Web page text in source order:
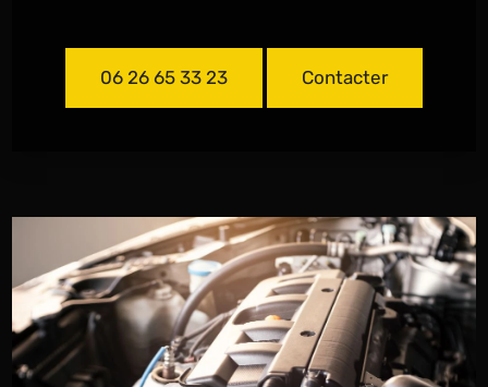
06 26 65 33 23 Contacter